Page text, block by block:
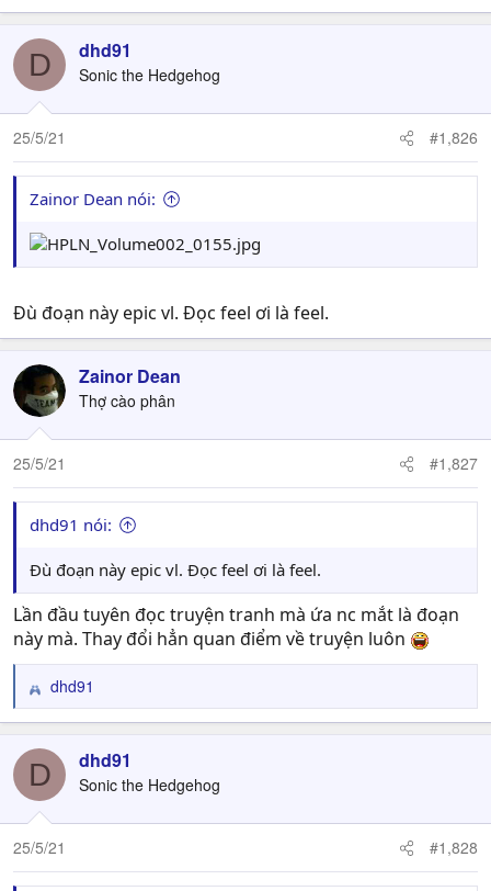
D dhd91
Sonic the Hedgehog
25/5/21 #1,826
Zainor Dean nói:
Đù đoạn này epic vl. Đọc feel ơi là feel.
Zainor Dean
Thợ cào phân
25/5/21 #1,827
dhd91 nói:
Đù đoạn này epic vl. Đọc feel ơi là feel.
Lần đầu tuyên đọc truyện tranh mà ứa nc mắt là đoạn
này mà. Thay đổi hẳn quan điểm về truyện luôn
R
e
c
i
o
n
:
dhd91
D dhd91
Sonic the Hedgehog
25/5/21 #1,828